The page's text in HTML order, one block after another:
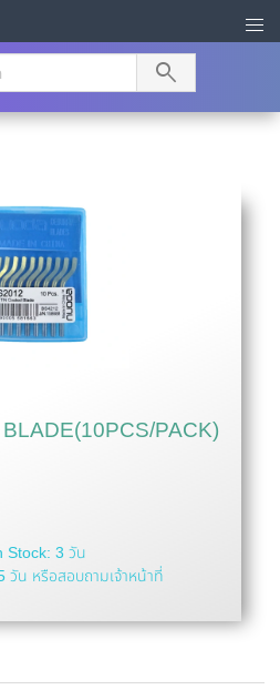
search
PACK)
Stock: 3 วัน
วัน หรือสอบถามเจ้าหน้าที่